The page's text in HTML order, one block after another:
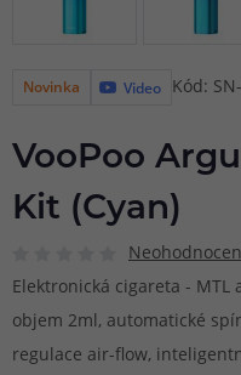
Novinka Video Kód:
VooPoo
Kit (Cyan)
Elektronická cigareta - MTL
objem 2ml, automatické
regulace air-flow,